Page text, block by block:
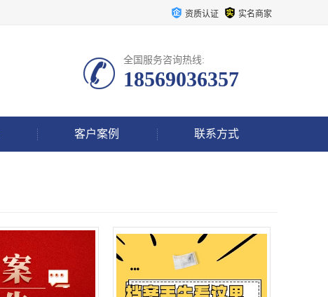
资质认证 实名商家
全国服务咨询热线:
18569036357
客户案例 联系方式